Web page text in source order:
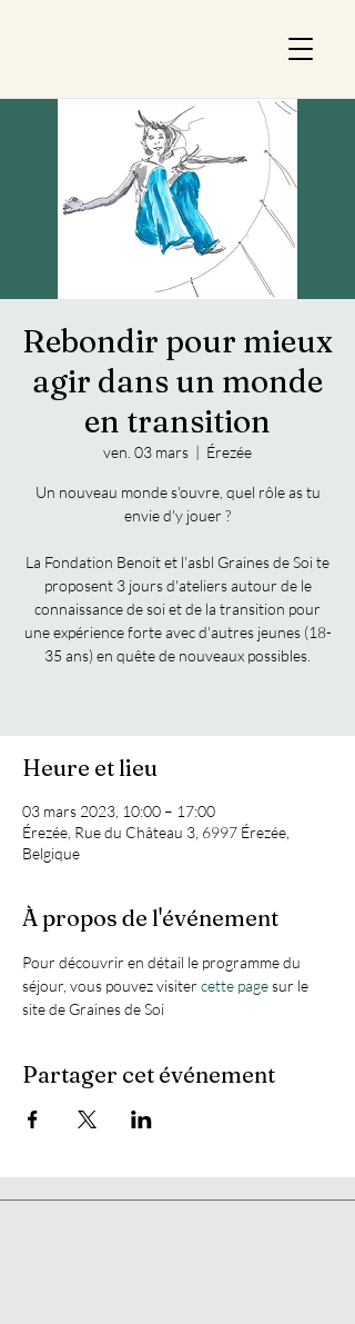
Rebondir pour mieux
agir dans un monde
en transition
ven. 03 mars
  |
Érezée
Un nouveau monde s'ouvre, quel rôle as tu
envie d'y jouer ?
La Fondation Benoit et l'asbl Graines de Soi te
proposent 3 jours d'ateliers autour de le
connaissance de soi et de la transition pour
une expérience forte avec d'autres jeunes (18-
35 ans) en quête de nouveaux possibles.
Heure et lieu
03 mars 2023, 10:00 – 17:00
Érezée, Rue du Château 3, 6997 Érezée,
Belgique
À propos de l'événement
Pour découvrir en détail le programme du
séjour, vous pouvez visiter cette page sur le
site de Graines de Soi
Partager cet événement